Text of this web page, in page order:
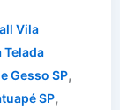
Vila
Telada
Gesso SP,
SP,